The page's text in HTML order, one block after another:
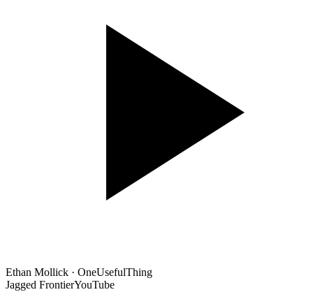
Ethan Mollick · OneUsefulThing
Jagged FrontierYouTube